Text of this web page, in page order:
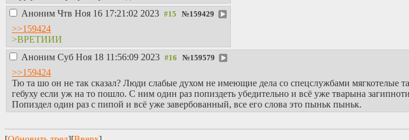
Аноним Чтв Ноя 16 17:21:02 2023 №159429
>>159424
>ВРЕТИИИ
Аноним Суб Ноя 18 11:56:09 2023 №159579
>>159424
Тю та шо он не так сказал? Люди слабые духом не имеющие дела со спецслужбами
гебуху если уж на то пошло. С ним один раз попиздеть убедительно и всё уже тварына
Попиздел один раз с пипой и всё уже завербованный, все его слова это пыньк пыньк.